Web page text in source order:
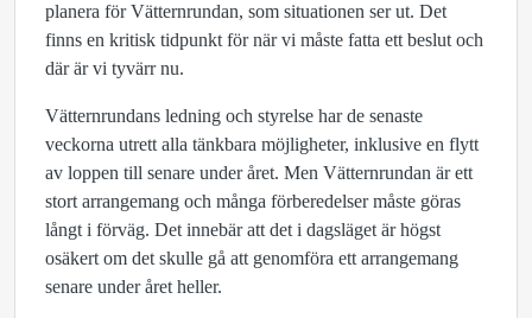
planera för Vätternrundan, som situationen ser ut. Det
finns en kritisk tidpunkt för när vi måste fatta ett beslut och
där är vi tyvärr nu.
Vätternrundans ledning och styrelse har de senaste
veckorna utrett alla tänkbara möjligheter, inklusive en flytt
av loppen till senare under året. Men Vätternrundan är ett
stort arrangemang och många förberedelser måste göras
långt i förväg. Det innebär att det i dagsläget är högst
osäkert om det skulle gå att genomföra ett arrangemang
senare under året heller.